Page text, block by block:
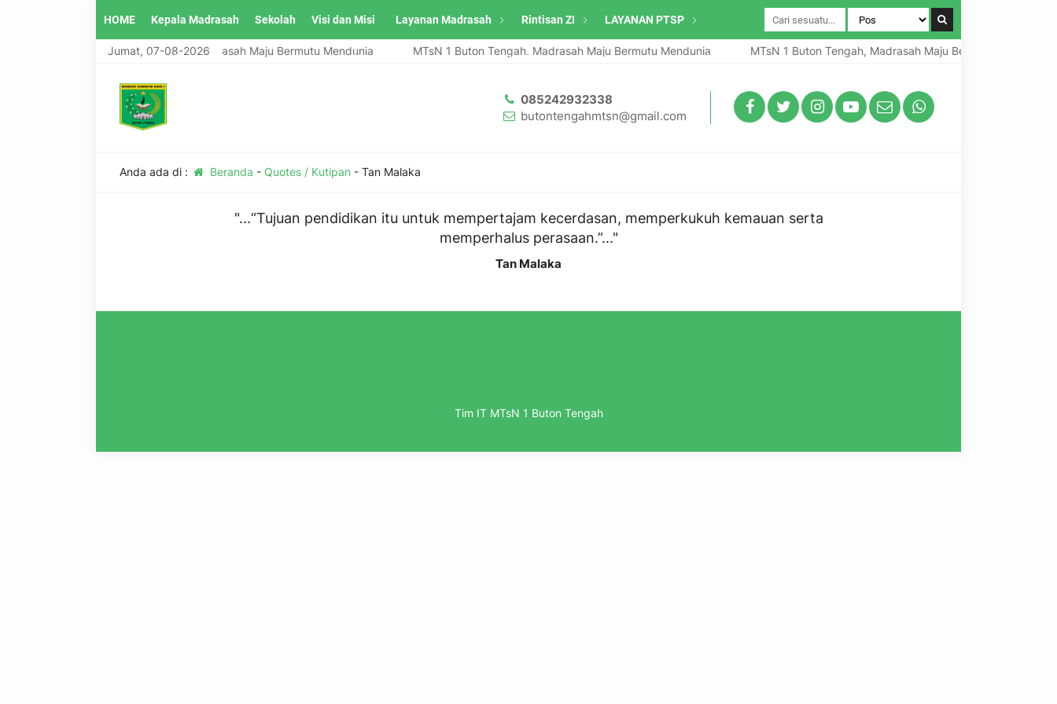
HOME Kepala Madrasah Sekolah Visi dan Misi Layanan Madrasah Rintisan ZI LAYANAN PTSP
Guru Madrasah Tsanawiyah Negeri 1 Buton Tengah Raih Penghargaan SATYALENCANA KARYA SATYA Pengabdian 20 Tahun pada Hari Amal Bakti ke-80 Tahun 2026
Jumat, 07-08-2026
MTsN 1 Buton Tengah, Madrasah Maju Bermutu Mendunia MTsN 1 Buton Tengah, Madrasah Maju Bermutu Mendunia MTsN 1 Buton Tengah, Madrasah Maju Bermutu Mendunia
085242932338
butontengahmtsn@gmail.com
Anda ada di : Beranda - Quotes / Kutipan- Tan Malaka
"...“Tujuan pendidikan itu untuk mempertajam kecerdasan, memperkukuh kemauan serta
memperhalus perasaan.”..."
Tan Malaka
Tim IT MTsN 1 Buton Tengah